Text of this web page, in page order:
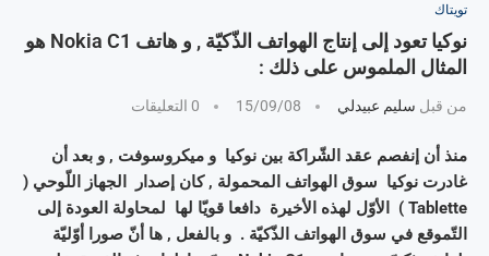
تويتاك
نوكيا تعود إلى إنتاج الهواتف الذّكيّة , و هاتف Nokia C1 هو
المثال الملموس على ذلك :
من قبل سليم عبيدلي 15/09/08 0 التعليقات
منذ أن إنفصم عقد الشّراكة بين نوكيا و ميكروسوفت , و بعد أن
غادرت نوكيا سوق الهواتف المحمولة , كان إصدار الجهاز اللّوحي (
Tablette ) الأوّل لهذه الأخيرة دافعا قويّا لها لمحاولة العودة إلى
التّموقع في سوق الهواتف الذّكيّة . و بالفعل , ها أنّ صورا أوّليّة